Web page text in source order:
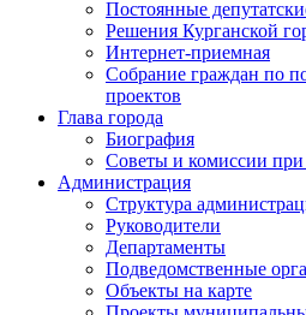
Постоянные
Решения Курганской
Интернет-приемная
Собрание граждан по
проектов
Глава города
Биография
Советы и комиссии при
Администрация
Структура
Руководители
Департаменты
Подведомственные
Объекты на карте